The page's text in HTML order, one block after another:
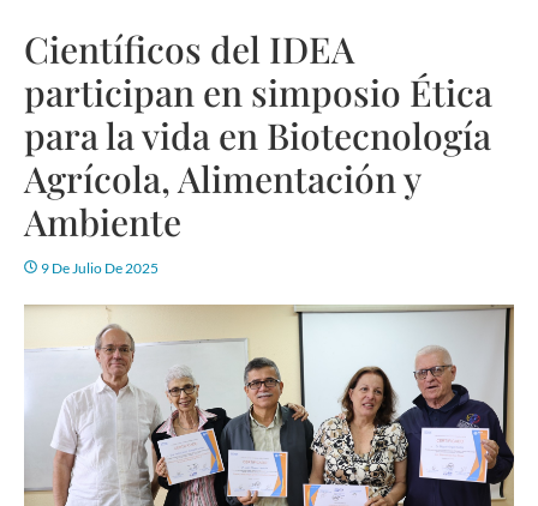
Científicos del IDEA
participan en simposio Ética
para la vida en Biotecnología
Agrícola, Alimentación y
Ambiente
9 De Julio De 2025